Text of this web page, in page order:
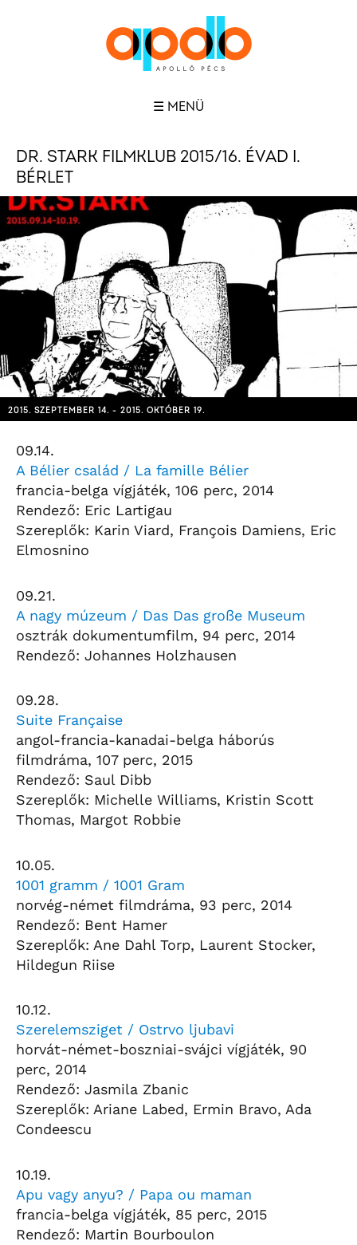
☰ MENÜ
DR. STARK FILMKLUB 2015/16. ÉVAD I.
BÉRLET
2015. SZEPTEMBER 14. - 2015. OKTÓBER 19.
09.14.
A Bélier család / La famille Bélier
francia-belga vígjáték, 106 perc, 2014
Rendező: Eric Lartigau
Szereplők: Karin Viard, François Damiens, Eric
Elmosnino
09.21.
A nagy múzeum / Das Das große Museum
osztrák dokumentumfilm, 94 perc, 2014
Rendező: Johannes Holzhausen
09.28.
Suite Française
angol-francia-kanadai-belga háborús
filmdráma, 107 perc, 2015
Rendező: Saul Dibb
Szereplők: Michelle Williams, Kristin Scott
Thomas, Margot Robbie
10.05.
1001 gramm / 1001 Gram
norvég-német filmdráma, 93 perc, 2014
Rendező: Bent Hamer
Szereplők: Ane Dahl Torp, Laurent Stocker,
Hildegun Riise
10.12.
Szerelemsziget / Ostrvo ljubavi
horvát-német-boszniai-svájci vígjáték, 90
perc, 2014
Rendező: Jasmila Zbanic
Szereplők: Ariane Labed, Ermin Bravo, Ada
Condeescu
10.19.
Apu vagy anyu? / Papa ou maman
francia-belga vígjáték, 85 perc, 2015
Rendező: Martin Bourboulon